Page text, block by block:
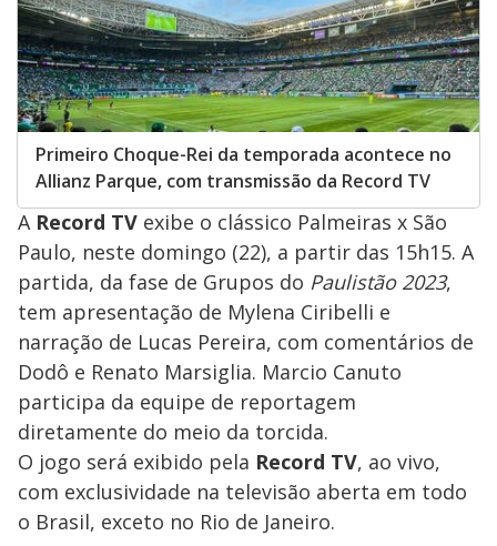
Primeiro Choque-Rei da temporada acontece no
Allianz Parque, com transmissão da Record TV
A Record TV exibe o clássico Palmeiras x São
Paulo, neste domingo (22), a partir das 15h15. A
partida, da fase de Grupos do Paulistão 2023,
tem apresentação de Mylena Ciribelli e
narração de Lucas Pereira, com comentários de
Dodô e Renato Marsiglia. Marcio Canuto
participa da equipe de reportagem
diretamente do meio da torcida.
O jogo será exibido pela Record TV, ao vivo,
com exclusividade na televisão aberta em todo
o Brasil, exceto no Rio de Janeiro.